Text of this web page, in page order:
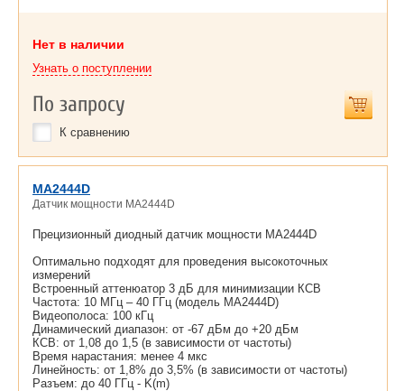
Нет в наличии
Узнать о поступлении
По запросу
К сравнению
MA2444D
Датчик мощности MA2444D
Прецизионный диодный датчик мощности MA2444D
Оптимально подходят для проведения высокоточных
измерений
Встроенный аттенюатор 3 дБ для минимизации КСВ
Частота: 10 МГц – 40 ГГц (модель MA2444D)
Видеополоса: 100 кГц
Динамический диапазон: от -67 дБм до +20 дБм
КСВ: от 1,08 до 1,5 (в зависимости от частоты)
Время нарастания: менее 4 мкс
Линейность: от 1,8% до 3,5% (в зависимости от частоты)
Разъем: до 40 ГГц - K(m)